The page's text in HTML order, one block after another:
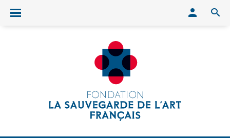
Ouvrir/fermer le menu